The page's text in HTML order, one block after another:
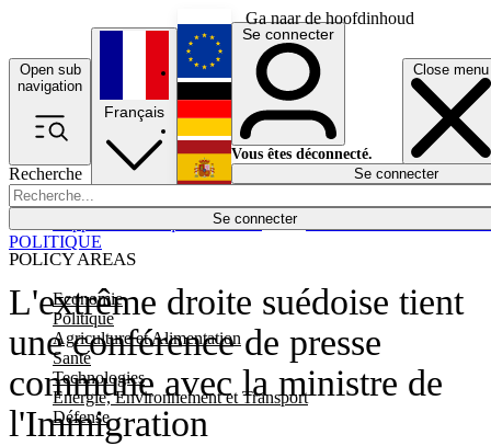
Ga naar de hoofdinhoud
Open sub
navigation
Close menu
Recherche
Se connecter
POLICY AREAS
Economie
Politique
Agriculture et Alimentation
Santé
Technologies
Energie, Environnement et Transport
Défense
Économie
Français
English
Deutsch
Español
Se connecter
Vous êtes déconnecté.
Se connecter
L'extrême droite suédoise tient
une conférence de presse
commune avec la ministre de
l'Immigration
POLITIQUE